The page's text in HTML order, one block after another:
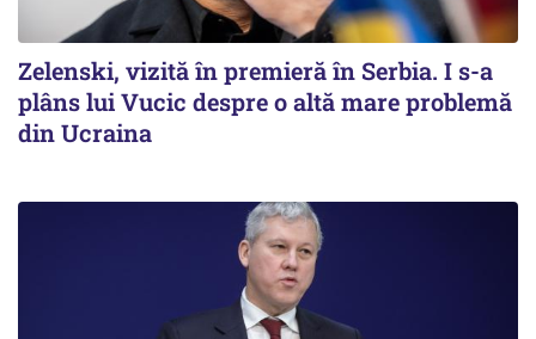
Zelenski, vizită în premieră în Serbia. I s-a
plâns lui Vucic despre o altă mare problemă
din Ucraina